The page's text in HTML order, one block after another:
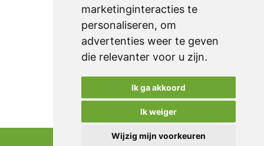
marketinginteracties te
personaliseren, om
advertenties weer te geven
die relevanter voor u zijn.
Ik ga akkoord
Ik weiger
Wijzig mijn voorkeuren
realisaties
over ons
contact
offerteaanvraag